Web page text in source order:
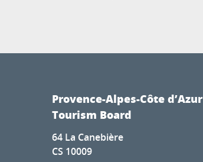
Provence-Alpes-Côte d’Azur
Tourism Board
64 La Canebière
CS 10009